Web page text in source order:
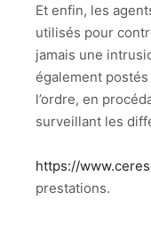
Et enfin, les
utilisés pour
jamais une
également
l’ordre, en
surveillant les
https://
prestations.